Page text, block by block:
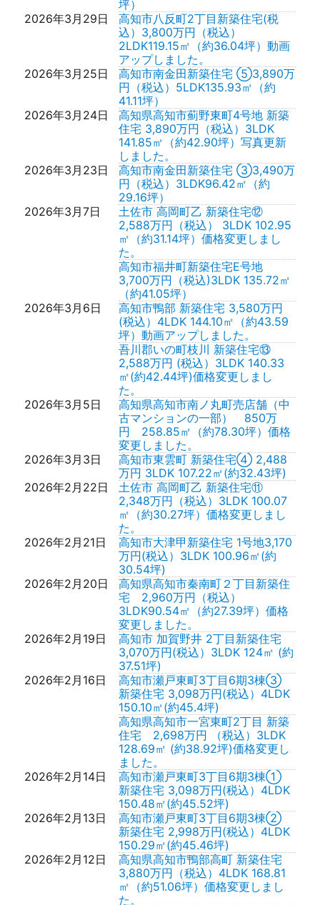
坪）
2026年3月29日
高知市八反町2丁目新築住宅(税
込）3,800万円（税込）
2LDK119.15㎡（約36.04坪）動画
アップしました。
2026年3月25日
高知市南金田新築住宅 ⑤3,890万
円（税込）5LDK135.93㎡（約
41.11坪）
2026年3月24日
高知県高知市薊野東町4号地 新築
住宅 3,890万円（税込）3LDK
141.85㎡（約42.90坪）写真更新
しました。
2026年3月23日
高知市南金田新築住宅 ③3,490万
円（税込）3LDK96.42㎡（約
29.16坪）
2026年3月7日
土佐市 高岡町乙 新築住宅⑫
2,588万円（税込） 3LDK 102.95
㎡（約31.14坪）価格変更しまし
た。
高知市福井町新築住宅E号地
3,700万円（税込)3LDK 135.72㎡
（約41.05坪）
2026年3月6日
高知市鴨部 新築住宅 3,580万円
(税込）4LDK 144.10㎡（約43.59
坪）動画アップしました。
吾川郡いの町枝川 新築住宅⑬
2,588万円 (税込）3LDK 140.33
㎡(約42.44坪)価格変更しまし
た。
2026年3月5日
高知県高知市南ノ丸町売店舗（中
古マンションの一部） 850万
円 258.85㎡（約78.30坪）価格
変更しました。
2026年3月3日
高知市東雲町 新築住宅④ 2,488
万円 3LDK 107.22㎡(約32.43坪)
2026年2月22日
土佐市 高岡町乙 新築住宅⑪
2,348万円（税込）3LDK 100.07
㎡（約30.27坪）価格変更しまし
た。
2026年2月21日
高知市大津甲新築住宅 1号地3,170
万円(税込）3LDK 100.96㎡(約
30.54坪)
2026年2月20日
高知県高知市秦南町２丁目新築住
宅 2,960万円（税込）
3LDK90.54㎡（約27.39坪）価格
変更しました。
2026年2月19日
高知市 加賀野井 2丁目新築住宅
3,070万円(税込）3LDK 124㎡ (約
37.51坪)
2026年2月16日
高知市瀬戸東町3丁目6期3棟③
新築住宅 3,098万円(税込）4LDK
150.10㎡(約45.4坪)
高知県高知市一宮東町2丁目 新築
住宅 2,698万円 （税込）3LDK
128.69㎡ (約38.92坪)価格変更し
ました。
2026年2月14日
高知市瀬戸東町3丁目6期3棟①
新築住宅 3,098万円(税込）4LDK
150.48㎡(約45.52坪)
2026年2月13日
高知市瀬戸東町3丁目6期3棟②
新築住宅 2,998万円(税込）4LDK
150.29㎡(約45.46坪)
2026年2月12日
高知県高知市鴨部高町 新築住宅
3,880万円（税込）4LDK 168.81
㎡（約51.06坪）価格変更しまし
た。